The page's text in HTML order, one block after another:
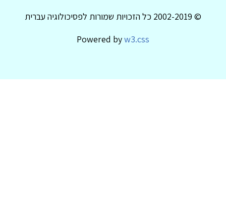
© 2002-2019 כל הזכויות שמורות לפסיכולוגיה עברית
Powered byw3.css